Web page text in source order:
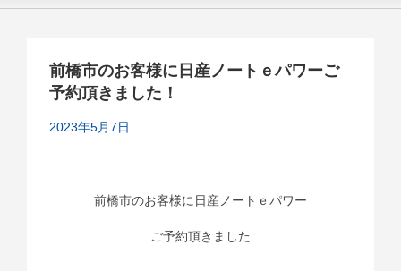
前橋市のお客様に日産ノートｅパワーご
予約頂きました！
2023年5月7日
前橋市のお客様に日産ノートｅパワー
ご予約頂きました